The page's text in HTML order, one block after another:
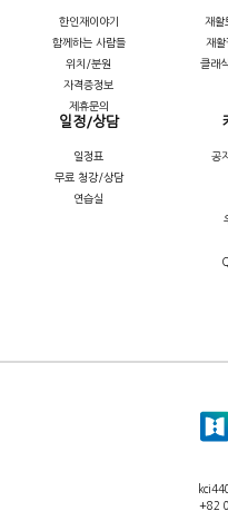
한인재이야기
함께하는 사람들
위치/분원
자격증정보
제휴문의
재활
재활
클래
일정/상담
일정표
무료 청강/상담
연습실
공
+82